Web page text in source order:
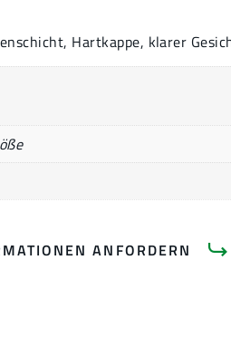
Hartkappe, klarer
ANFORDERN